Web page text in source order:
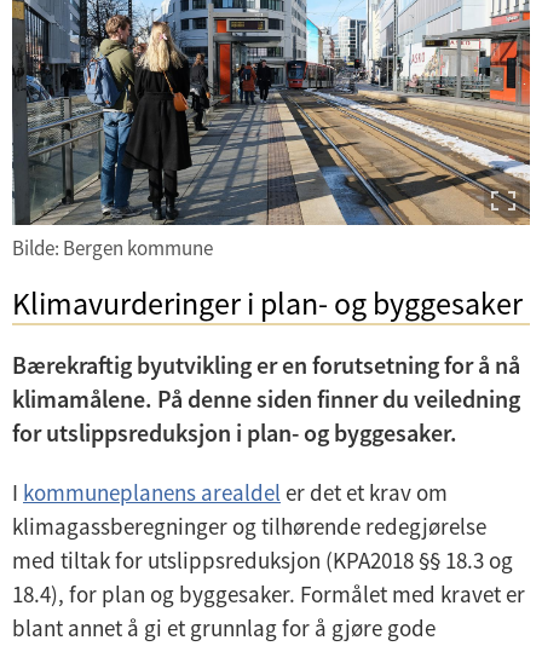
U
n
d
e
r
m
y
Bilde: Bergen kommune
Klimavurderinger i plan- og byggesaker
Bærekraftig byutvikling er en forutsetning for å nå
klimamålene. På denne siden finner du veiledning
for utslippsreduksjon i plan- og byggesaker.
I kommuneplanens arealdel er det et krav om
klimagassberegninger og tilhørende redegjørelse
med tiltak for utslippsreduksjon (KPA2018 §§ 18.3 og
18.4), for plan og byggesaker. Formålet med kravet er
blant annet å gi et grunnlag for å gjøre gode